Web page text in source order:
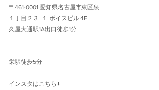
〒461-0001 愛知県名古屋市東区泉
１丁目２３−１ ボイスビル 4F
久屋大通駅1A出口徒歩1分
栄駅徒歩5分
インスタはこちら↓